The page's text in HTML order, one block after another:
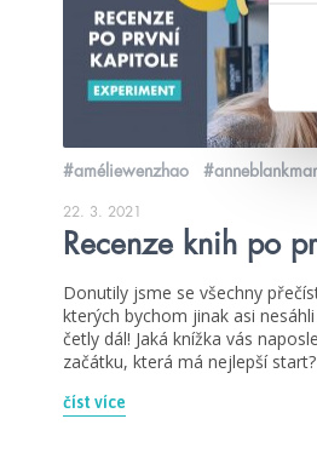
#améliewenzhao
22. 3. 2021
Recenze knih po
Donutily jsme se všechny
kterých bychom jinak asi
četly dál! Jaká knížka vás
začátku, která má nejlepší start?
číst více